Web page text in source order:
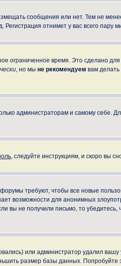
сообщения или нет. Тем не
отнимет у вас всего пару
ограниченное время. Это сделано для
, но мы не рекомендуем вам
администраторам и самому себе.
, следуйте инструкциям, и скоро вы
требуют, чтобы все новые
возможности для анонимных
вы не получили письмо, то
или администратор удалил
размер базы данных. Попробуйте